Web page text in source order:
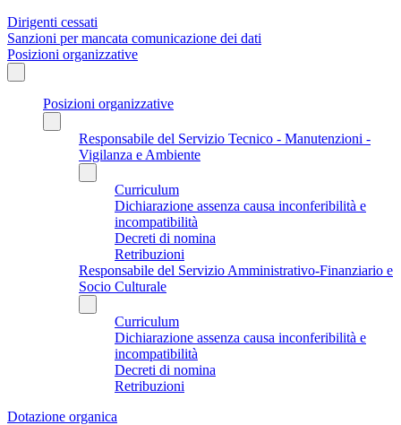
Dirigenti cessati
Sanzioni per mancata comunicazione dei dati
Posizioni organizzative
Posizioni organizzative
Responsabile del Servizio Tecnico - Manutenzioni -
Vigilanza e Ambiente
Curriculum
Dichiarazione assenza causa inconferibilità e
incompatibilità
Decreti di nomina
Retribuzioni
Responsabile del Servizio Amministrativo-Finanziario e
Socio Culturale
Curriculum
Dichiarazione assenza causa inconferibilità e
incompatibilità
Decreti di nomina
Retribuzioni
Dotazione organica